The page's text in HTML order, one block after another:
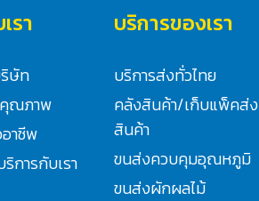
รา
ษัท
ณภาพ
าชีพ
การกับเรา
บริการของเรา
บริการส่งทั่วไทย
คลังสินค้า/เก็บแพ็คส่ง
สินค้า
ขนส่งควบคุมอุณหภูมิ
ขนส่งผักผลไม้